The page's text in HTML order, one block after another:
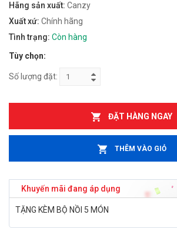
Hãng sản xuất: Canzy
Xuất xứ: Chính hãng
Tình trạng: Còn hàng
Tùy chọn:
Số lượng đặt:
ĐẶT HÀNG NGAY
THÊM VÀO GIỎ
Khuyến mãi đang áp dụng
TẶNG KÈM BỘ NỒI 5 MÓN